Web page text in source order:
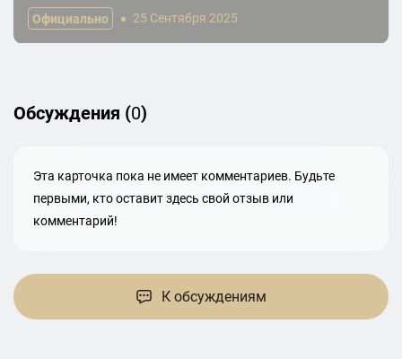
Официально 25 Сентября 2025
Обсуждения (0)
Эта карточка пока не имеет комментариев. Будьте
первыми, кто оставит здесь свой отзыв или
комментарий!
К обсуждениям